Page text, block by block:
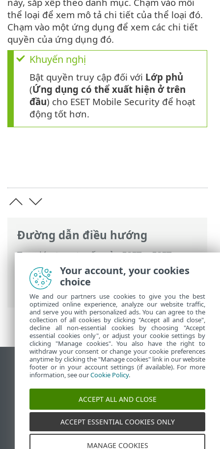
Đường dẫn điều hướng
Trợ giúp trực tuyến của ESET>ESET
Mobile Security >Làm việc với ESET
Mobile Security >
Kiểm tra Bảo mật
Kiểm tra Ứng dụng
thể loại để xem mô tả chi tiết của thể loại đó.
Chạm vào một ứng dụng để xem các chi tiết
quyền của ứng dụng đó.
Khuyến nghị
Bật quyền truy cập đối với Lớp phủ
(Ứng dụng có thể xuất hiện ở trên
đầu) cho ESET Mobile Security để hoạt
động tốt hơn.
Xem trang web trên máy tính để bàn
End of Life
Cơ sở kiến thức của ESET
ESET Status Portal
Hỗ trợ trong khu vực
Your account, your cookies
choice
We and our partners use cookies to give you the best
optimized online experience, analyze our website traffic,
and serve you with personalized ads. You can agree to the
collection of all cookies by clicking "Accept all and close",
decline all non-essential cookies by choosing "Accept
essential cookies only", or adjust your cookie settings by
clicking "Manage cookies". You also have the right to
withdraw your consent or change your cookie preferences
anytime by clicking the "Manage cookies" link in our website
footer or in your account settings (if available). For more
information, see ourCookie Policy.
ACCEPT ALL AND CLOSE
ACCEPT ESSENTIAL COOKIES ONLY
MANAGE COOKIES